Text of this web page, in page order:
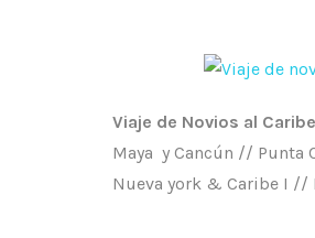
Viaje de Novios al
Maya y Cancún // Punta
Nueva york & Caribe I //